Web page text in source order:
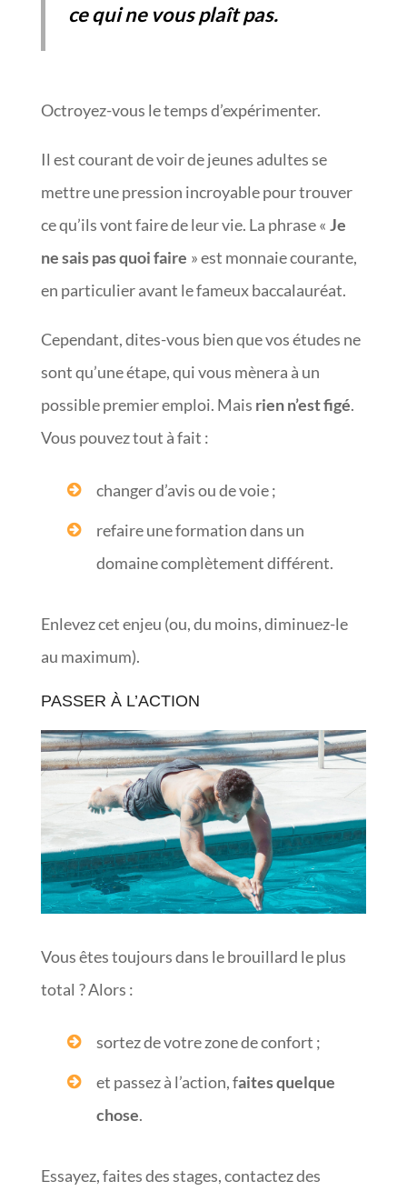
ce qui ne vous plaît pas.
Octroyez-vous le temps d’expérimenter.
Il est courant de voir de jeunes adultes se
mettre une pression incroyable pour trouver
ce qu’ils vont faire de leur vie. La phrase « Je
ne sais pas quoi faire » est monnaie courante,
en particulier avant le fameux baccalauréat.
Cependant, dites-vous bien que vos études ne
sont qu’une étape, qui vous mènera à un
possible premier emploi. Mais rien n’est figé.
Vous pouvez tout à fait :
changer d’avis ou de voie ;
refaire une formation dans un
domaine complètement différent.
Enlevez cet enjeu (ou, du moins, diminuez-le
au maximum).
PASSER À L’ACTION
Vous êtes toujours dans le brouillard le plus
total ? Alors :
sortez de votre zone de confort ;
et passez à l’action, faites quelque
chose.
Essayez, faites des stages, contactez des